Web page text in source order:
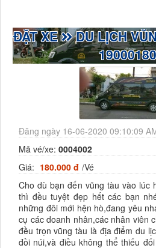
ĐẶT XE DU LỊCH
Đăng ngày 16-06-2020 09:10:09
Mã vé/xe: 0004002
Giá: 180.000 đ /Vé
Cho dù bạn đến vũng tàu vào lúc
thì đều tuyệt đẹp hết các bạn
những đôi mới hện hò,đang yêu
cụ các doanh nhân,các nhân viên
đều trọn vũng tàu là địa điểm du
đồi núi,và điều không thể thiếu